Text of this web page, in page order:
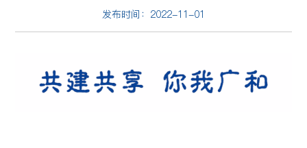
发布时间：2022-11-01